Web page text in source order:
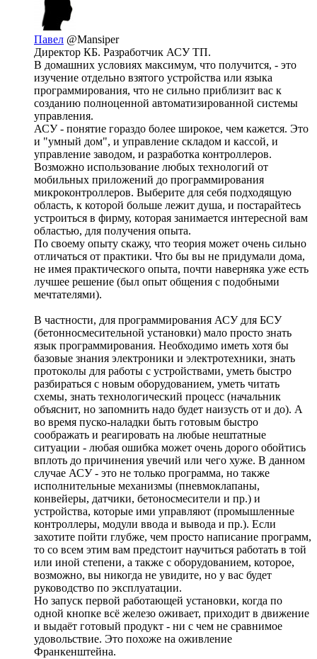
Павел @Mansiper
Директор КБ. Разработчик АСУ ТП.
В домашних условиях максимум, что получится, - это
изучение отдельно взятого устройства или языка
программирования, что не сильно приблизит вас к
созданию полноценной автоматизированной системы
управления.
АСУ - понятие гораздо более широкое, чем кажется. Это
и "умный дом", и управление складом и кассой, и
управление заводом, и разработка контроллеров.
Возможно использование любых технологий от
мобильных приложений до программирования
микроконтроллеров. Выберите для себя подходящую
область, к которой больше лежит душа, и постарайтесь
устроиться в фирму, которая занимается интересной вам
областью, для получения опыта.
По своему опыту скажу, что теория может очень сильно
отличаться от практики. Что бы вы не придумали дома,
не имея практического опыта, почти наверняка уже есть
лучшее решение (был опыт общения с подобными
мечтателями).
В частности, для программирования АСУ для БСУ
(бетонносмесительной установки) мало просто знать
язык программирования. Необходимо иметь хотя бы
базовые знания электроники и электротехники, знать
протоколы для работы с устройствами, уметь быстро
разбираться с новым оборудованием, уметь читать
схемы, знать технологический процесс (начальник
объяснит, но запомнить надо будет наизусть от и до). А
во время пуско-наладки быть готовым быстро
соображать и реагировать на любые нештатные
ситуации - любая ошибка может очень дорого обойтись
вплоть до причинения увечий или чего хуже. В данном
случае АСУ - это не только программа, но также
исполнительные механизмы (пневмоклапаны,
конвейеры, датчики, бетоносмесители и пр.) и
устройства, которые ими управляют (промышленные
контроллеры, модули ввода и вывода и пр.). Если
захотите пойти глубже, чем просто написание программ,
то со всем этим вам предстоит научиться работать в той
или иной степени, а также с оборудованием, которое,
возможно, вы никогда не увидите, но у вас будет
руководство по эксплуатации.
Но запуск первой работающей установки, когда по
одной кнопке всё железо оживает, приходит в движение
и выдаёт готовый продукт - ни с чем не сравнимое
удовольствие. Это похоже на оживление
Франкенштейна.